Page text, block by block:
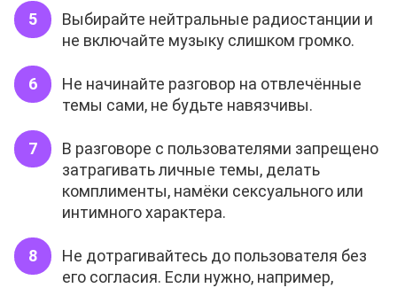
Выбирайте нейтральные радиостанции и
не включайте музыку слишком громко.
Не начинайте разговор на отвлечённые
темы сами, не будьте навязчивы.
В разговоре с пользователями запрещено
затрагивать личные темы, делать
комплименты, намёки сексуального или
интимного характера.
Не дотрагивайтесь до пользователя без
его согласия. Если нужно, например,